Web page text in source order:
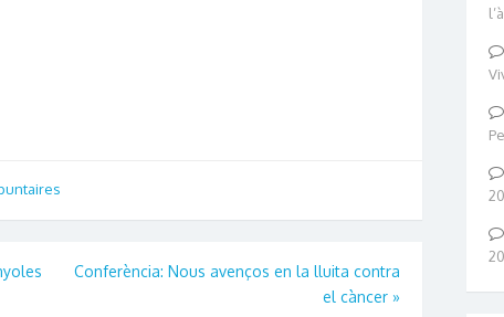
Conferència: Nous avenços en la lluita contra
el càncer »